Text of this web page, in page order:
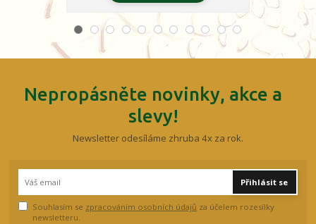
Nepropásněte novinky, akce a
slevy!
Newsletter odesíláme zhruba 4x za rok.
Přihlásit se
Souhlasím se zpracováním osobních údajů za účelem rozesílky
newsletteru.